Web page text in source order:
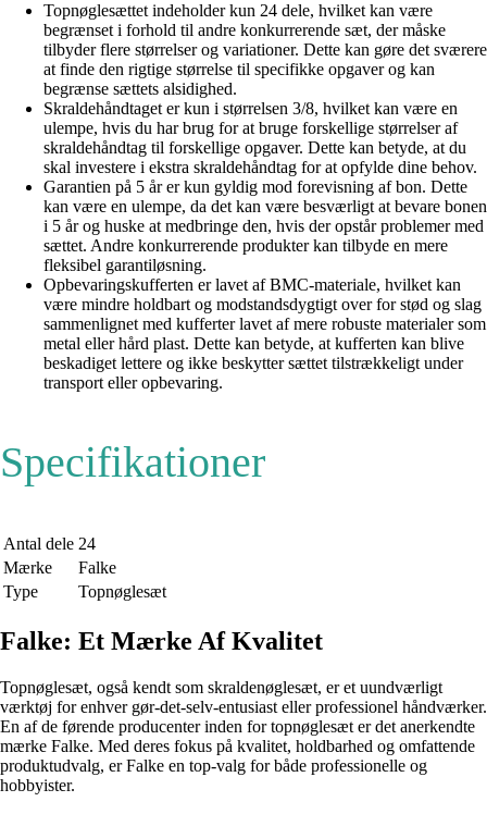
Topnøglesættet indeholder kun 24 dele, hvilket kan være
begrænset i forhold til andre konkurrerende sæt, der måske
tilbyder flere størrelser og variationer. Dette kan gøre det sværere
at finde den rigtige størrelse til specifikke opgaver og kan
begrænse sættets alsidighed.
Skraldehåndtaget er kun i størrelsen 3/8, hvilket kan være en
ulempe, hvis du har brug for at bruge forskellige størrelser af
skraldehåndtag til forskellige opgaver. Dette kan betyde, at du
skal investere i ekstra skraldehåndtag for at opfylde dine behov.
Garantien på 5 år er kun gyldig mod forevisning af bon. Dette
kan være en ulempe, da det kan være besværligt at bevare bonen
i 5 år og huske at medbringe den, hvis der opstår problemer med
sættet. Andre konkurrerende produkter kan tilbyde en mere
fleksibel garantiløsning.
Opbevaringskufferten er lavet af BMC-materiale, hvilket kan
være mindre holdbart og modstandsdygtigt over for stød og slag
sammenlignet med kufferter lavet af mere robuste materialer som
metal eller hård plast. Dette kan betyde, at kufferten kan blive
beskadiget lettere og ikke beskytter sættet tilstrækkeligt under
transport eller opbevaring.
Specifikationer
Antal dele 24
Mærke
Falke
Type
Topnøglesæt
Falke: Et Mærke Af Kvalitet
Topnøglesæt, også kendt som skraldenøglesæt, er et uundværligt
værktøj for enhver gør-det-selv-entusiast eller professionel håndværker.
En af de førende producenter inden for topnøglesæt er det anerkendte
mærke Falke. Med deres fokus på kvalitet, holdbarhed og omfattende
produktudvalg, er Falke en top-valg for både professionelle og
hobbyister.